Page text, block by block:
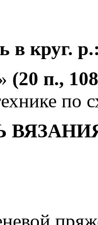
в круг.
(20 п.,
по